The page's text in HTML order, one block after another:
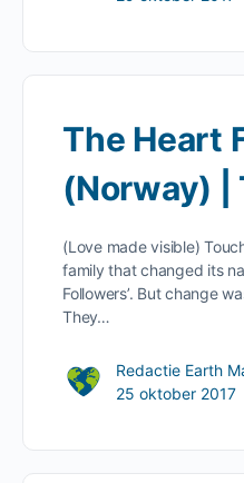
The Heart
(Norway) |
(Love made visible)
family that changed its
Followers’. But change
They…
Redactie Earth
25 oktober 2017